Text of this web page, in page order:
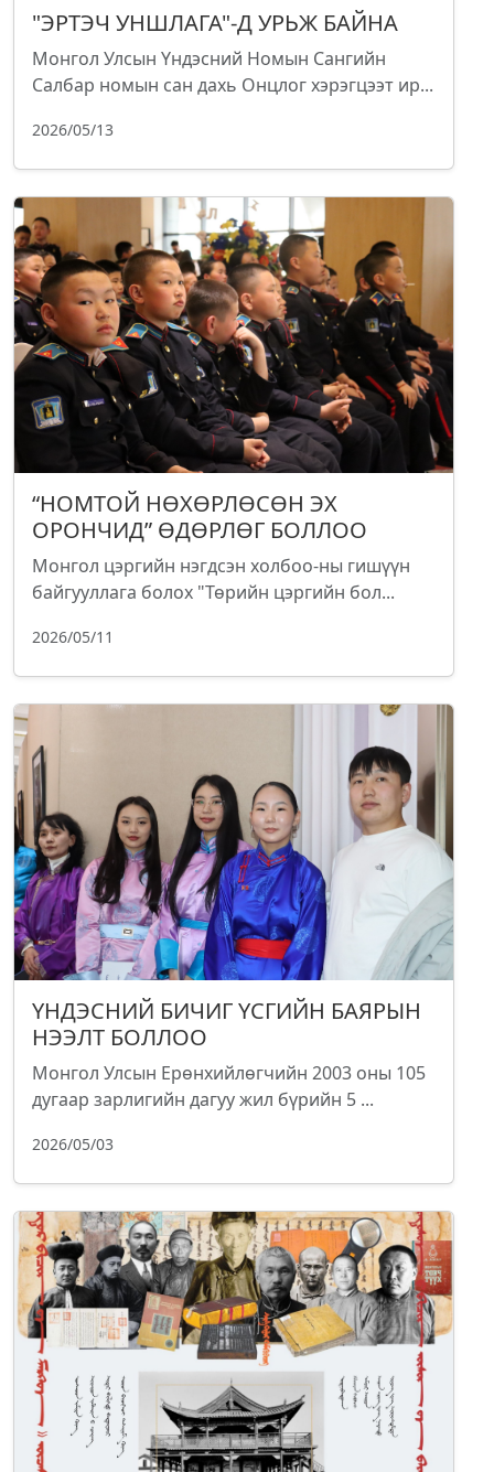
"ЭРТЭЧ УНШЛАГА"-Д УРЬЖ БАЙНА
Монгол Улсын Үндэсний Номын Сангийн
Салбар номын сан дахь Онцлог хэрэгцээт ир...
2026/05/13
“НОМТОЙ НӨХӨРЛӨСӨН ЭХ
ОРОНЧИД” ӨДӨРЛӨГ БОЛЛОО
Монгол цэргийн нэгдсэн холбоо-ны гишүүн
байгууллага болох "Төрийн цэргийн бол...
2026/05/11
ҮНДЭСНИЙ БИЧИГ ҮСГИЙН БАЯРЫН
НЭЭЛТ БОЛЛОО
Монгол Улсын Ерөнхийлөгчийн 2003 оны 105
дугаар зарлигийн дагуу жил бүрийн 5 ...
2026/05/03